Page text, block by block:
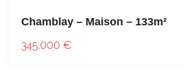
Chamblay – Maison – 133m²
345.000 €